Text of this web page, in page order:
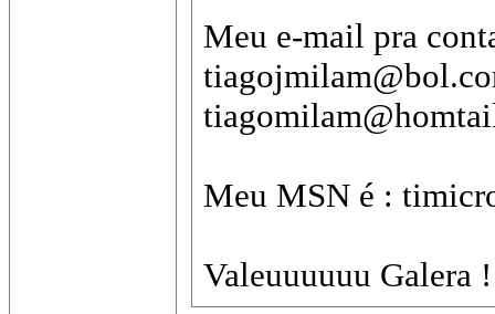
Meu e-mail pra
Meu MSN é :
Valeuuuuuu Galera !